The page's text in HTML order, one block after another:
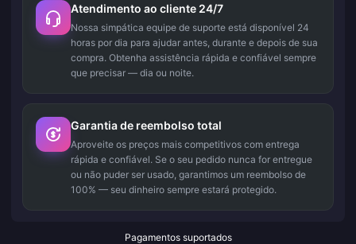
Atendimento ao cliente 24/7
Nossa simpática equipe de suporte está disponível 24
horas por dia para ajudar antes, durante e depois de sua
compra. Obtenha assistência rápida e confiável sempre
que precisar — dia ou noite.
Garantia de reembolso total
Aproveite os preços mais competitivos com entrega
rápida e confiável. Se o seu pedido nunca for entregue
ou não puder ser usado, garantimos um reembolso de
100% — seu dinheiro sempre estará protegido.
Pagamentos suportados